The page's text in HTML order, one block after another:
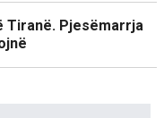
Tiranë. Pjesëmarrja